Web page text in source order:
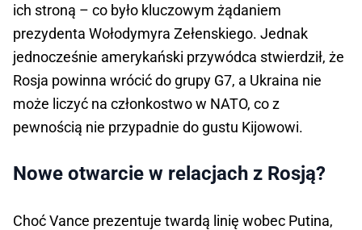
ich stroną – co było kluczowym żądaniem
prezydenta Wołodymyra Zełenskiego. Jednak
jednocześnie amerykański przywódca stwierdził, że
Rosja powinna wrócić do grupy G7, a Ukraina nie
może liczyć na członkostwo w NATO, co z
pewnością nie przypadnie do gustu Kijowowi.
Nowe otwarcie w relacjach z Rosją?
Choć Vance prezentuje twardą linię wobec Putina,